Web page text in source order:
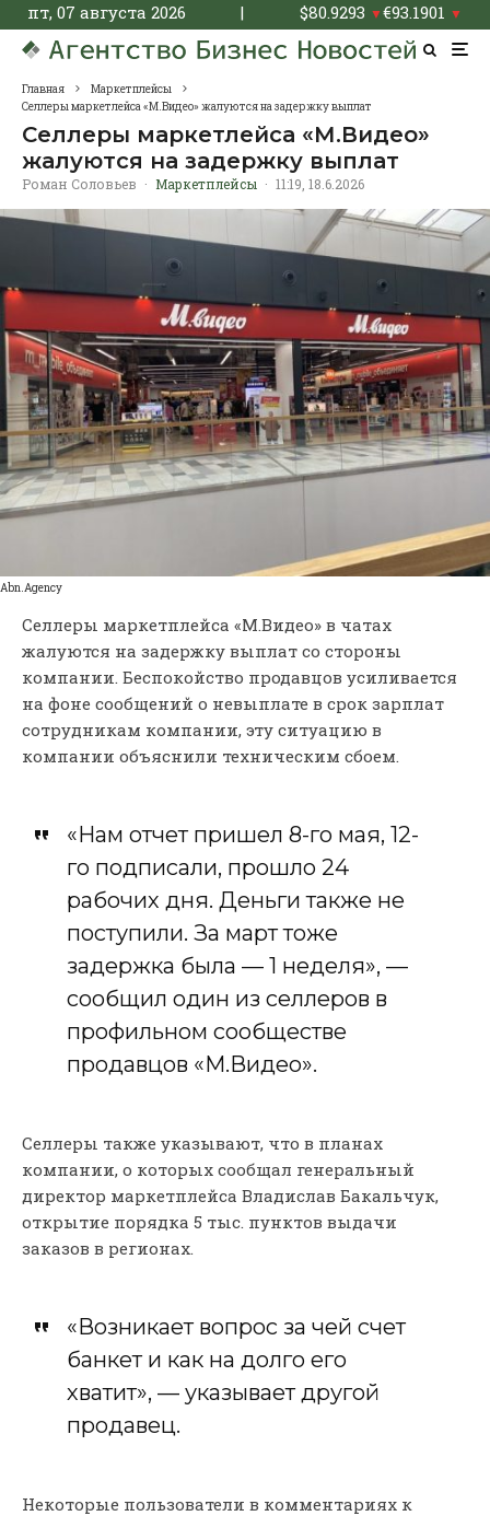
пт, 07 августа 2026 | $80.9293 ▼€93.1901 ▼
Главная
Маркетплейсы
Селлеры маркетлейса «М.Видео» жалуются на задержку выплат
Селлеры маркетлейса «М.Видео»
жалуются на задержку выплат
Роман Соловьев · Маркетплейсы · 11:19, 18.6.2026
Аbn.Аgency
Селлеры маркетплейса «М.Видео» в чатах
жалуются на задержку выплат со стороны
компании. Беспокойство продавцов усиливается
на фоне сообщений о невыплате в срок зарплат
сотрудникам компании, эту ситуацию в
компании объяснили техническим сбоем.
«Нам отчет пришел 8-го мая, 12-
го подписали, прошло 24
рабочих дня. Деньги также не
поступили. За март тоже
задержка была — 1 неделя», —
сообщил один из селлеров в
профильном сообществе
продавцов «М.Видео».
Селлеры также указывают, что в планах
компании, о которых сообщал генеральный
директор маркетплейса Владислав Бакальчук,
открытие порядка 5 тыс. пунктов выдачи
заказов в регионах.
«Возникает вопрос за чей счет
банкет и как на долго его
хватит», — указывает другой
продавец.
Некоторые пользователи в комментариях к